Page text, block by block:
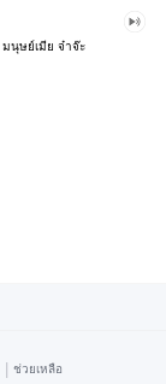
มนุษย์เมีย จ๋าจ๊ะ
| ช่วยเหลือ